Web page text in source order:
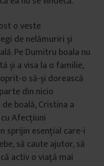
o veste
de nelămuriri și
Pe Dumitru boala nu
și a visa la o familie,
o să-și dorească
din nicio
boală, Cristina a
Afecțiuni
sprijin esențial care-i
să caute ajutor, să
activ o viață mai